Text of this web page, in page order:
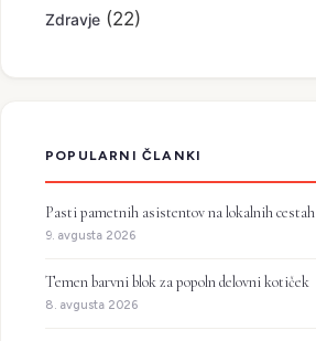
Zdravje (22)
POPULARNI ČLANKI
Pasti pametnih asistentov na lokalnih cestah
9. avgusta 2026
Temen barvni blok za popoln delovni kotiček
8. avgusta 2026